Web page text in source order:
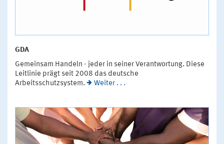
GDA
Gemeinsam Handeln - jeder in seiner Verantwortung. Diese
Leitlinie prägt seit 2008 das deutsche
Arbeitsschutzsystem.
Weiter . . .